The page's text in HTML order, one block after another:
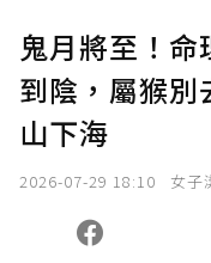
您當前剩餘 U
鬼月將至！
到陰，屬猴別
山下海
2026-07-29 18:10 女子